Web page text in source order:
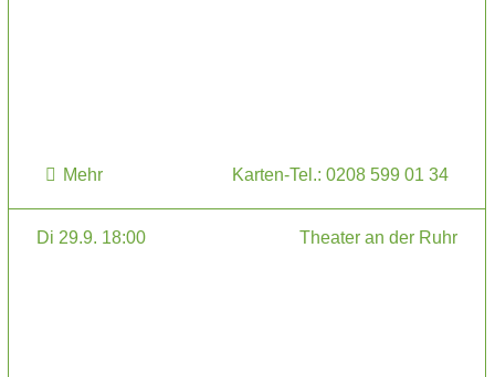
Mehr Karten-Tel.: 0208 599 01 34
Di 29.9. 18:00 Theater an der Ruhr